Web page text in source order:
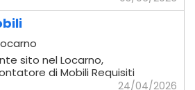
- Solette - Capacità di
- Disponibilità
- Contratto
di rinnovo -
CCL di riferimento
ai profili che si rifanno
sito nel Locarno,
di Mobili Requisiti
esperienza
24/04/2026